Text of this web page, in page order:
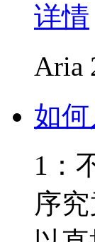
详情
Aria
如
1：
序